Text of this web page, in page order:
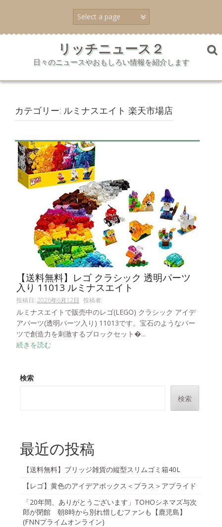
ン
ッ
リッチニュース２
日々のニュースやおもしろい情報を紹介します
カテゴリー: ルミナスエイト 楽天市場店
【送料無料】レゴ クラシック 透明パーツ
入り 11013 ルミナスエイト
投稿日: 2026年6月12日 投稿者:
ルミナスエイトで販売中のレゴ(LEGO) クラシック アイデ
アパーツ(透明パーツ入り) 11013です。宝石のようなパー
ツで創造力を刺激するブロックセット�...
続きを読む
検索
検索
最近の投稿
【送料無料】ブリッジ雑貨の縦型スリムゴミ箱40L
【レゴ】黄色のアイデアボックス＜プラス＞アプライド
「20年間、ありがとうございます」TOHOシネマズ与次
郎が閉館 朝8時から別れ惜しむファンも【鹿児島】
(FNNプライムオンライン)